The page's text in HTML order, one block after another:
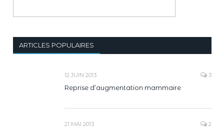
ARTICLES POPULAIRES
12 JUIN 2013 3
Reprise d’augmentation mammaire
21 MAI 2013 2